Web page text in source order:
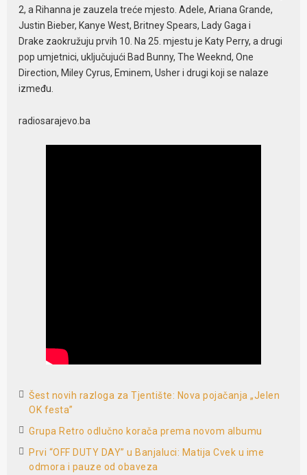
2, a Rihanna je zauzela treće mjesto. Adele, Ariana Grande,
Justin Bieber, Kanye West, Britney Spears, Lady Gaga i
Drake zaokružuju prvih 10. Na 25. mjestu je Katy Perry, a drugi
pop umjetnici, uključujući Bad Bunny, The Weeknd, One
Direction, Miley Cyrus, Eminem, Usher i drugi koji se nalaze
između.
radiosarajevo.ba
Šest novih razloga za Tjentište: Nova pojačanja „Jelen
OK festa”
Grupa Retro odlučno korača prema novom albumu
Prvi “OFF DUTY DAY” u Banjaluci: Matija Cvek u ime
odmora i pauze od obaveza